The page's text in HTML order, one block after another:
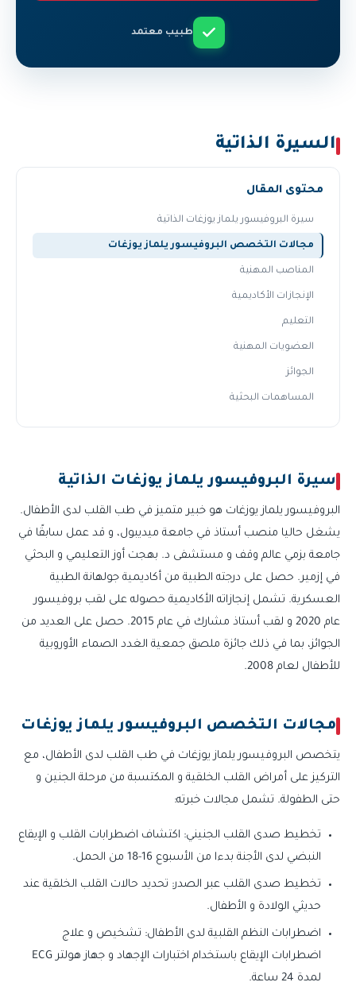
طبيب معتمد
السيرة الذاتية
محتوى المقال
سيرة البروفيسور يلماز يوزغات الذاتية
مجالات التخصص البروفيسور يلماز يوزغات
المناصب المهنية
الإنجازات الأكاديمية
التعليم
العضويات المهنية
الجوائز
المساهمات البحثية
سيرة البروفيسور يلماز يوزغات الذاتية
البروفيسور يلماز يوزغات هو خبير متميز في طب القلب لدى الأطفال.
يشغل حاليا منصب أستاذ في جامعة ميديبول، و قد عمل سابقًا في
جامعة بزمي عالم وقف و مستشفى د. بهجت أوز التعليمي و البحثي
في إزمير. حصل على درجته الطبية من أكاديمية جولهانة الطبية
العسكرية. تشمل إنجازاته الأكاديمية حصوله على لقب بروفيسور
عام 2020 و لقب أستاذ مشارك في عام 2015. حصل على العديد من
الجوائز، بما في ذلك جائزة ملصق جمعية الغدد الصماء الأوروبية
للأطفال لعام 2008.
مجالات التخصص البروفيسور يلماز يوزغات
يتخصص البروفيسور يلماز يوزغات في طب القلب لدى الأطفال، مع
التركيز على أمراض القلب الخلقية و المكتسبة من مرحلة الجنين و
حتى الطفولة. تشمل مجالات خبرته:
تخطيط صدى القلب الجنيني: اكتشاف اضطرابات القلب و الإيقاع
النبضي لدى الأجنة بدءا من الأسبوع 16-18 من الحمل.
تخطيط صدى القلب عبر الصدر: تحديد حالات القلب الخلقية عند
حديثي الولادة و الأطفال.
اضطرابات النظم القلبية لدى الأطفال: تشخيص و علاج
اضطرابات الإيقاع باستخدام اختبارات الإجهاد و جهاز هولتر ECG
لمدة 24 ساعة.